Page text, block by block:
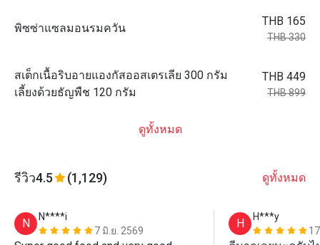
พิซซ่าแซลมอนรมควัน
THB 165
THB 330
สเต็กเนื้อริบอายแองกัสออสเตรเลีย 300 กรัม
เลี้ยงด้วยธัญพืช 120 กรัม
THB 449
THB 899
ดูทั้งหมด
รีวิว4.5 (1,129) ดูทั้งหมด
N
N****i
7 มิ.ย. 2569
H
H***y